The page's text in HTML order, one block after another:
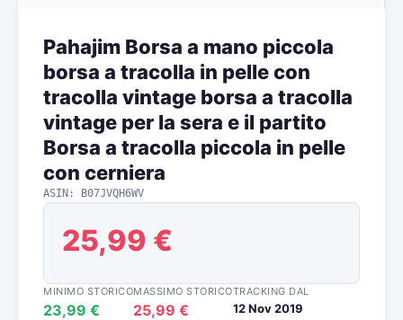
Pahajim Borsa a mano piccola
borsa a tracolla in pelle con
tracolla vintage borsa a tracolla
vintage per la sera e il partito
Borsa a tracolla piccola in pelle
con cerniera
ASIN: B07JVQH6WV
25,99 €
MINIMO STORICO
23,99 €
MASSIMO STORICO
25,99 €
TRACKING DAL
12 Nov 2019